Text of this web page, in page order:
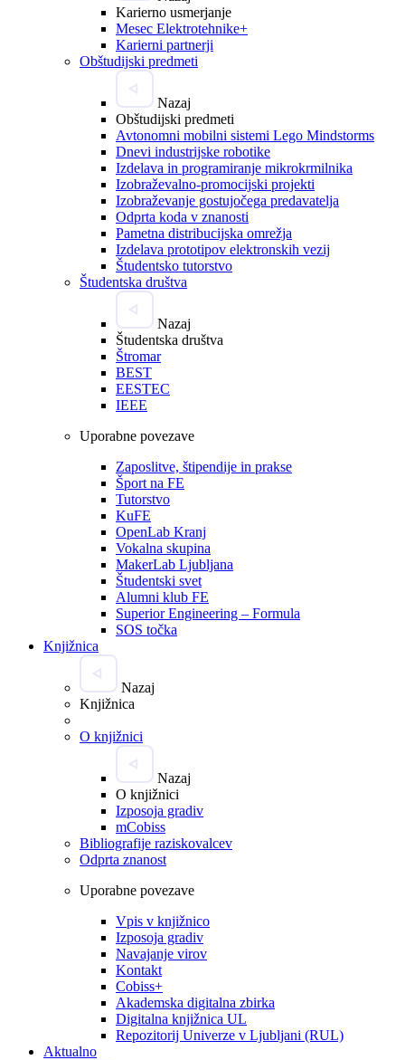
Karierno usmerjanje
Mesec Elektrotehnike+
Karierni partnerji
Obštudijski predmeti
Nazaj
Obštudijski predmeti
Avtonomni mobilni sistemi Lego Mindstorms
Dnevi industrijske robotike
Izdelava in programiranje mikrokrmilnika
Izobraževalno-promocijski projekti
Izobraževanje gostujočega predavatelja
Odprta koda v znanosti
Pametna distribucijska omrežja
Izdelava prototipov elektronskih vezij
Študentsko tutorstvo
Študentska društva
Nazaj
Študentska društva
Štromar
BEST
EESTEC
IEEE
Uporabne povezave
Zaposlitve, štipendije in prakse
Šport na FE
Tutorstvo
KuFE
OpenLab Kranj
Vokalna skupina
MakerLab Ljubljana
Študentski svet
Alumni klub FE
Superior Engineering – Formula
SOS točka
Knjižnica
Nazaj
Knjižnica
O knjižnici
Nazaj
O knjižnici
Izposoja gradiv
mCobiss
Bibliografije raziskovalcev
Odprta znanost
Uporabne povezave
Vpis v knjižnico
Izposoja gradiv
Navajanje virov
Kontakt
Cobiss+
Akademska digitalna zbirka
Digitalna knjižnica UL
Repozitorij Univerze v Ljubljani (RUL)
Aktualno